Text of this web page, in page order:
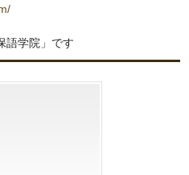
語学院」です